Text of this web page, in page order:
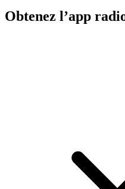
Obtenez l’app